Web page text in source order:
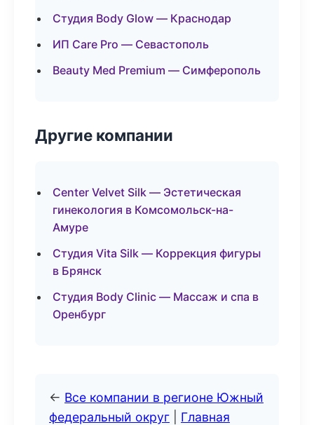
Студия Body Glow — Краснодар
ИП Care Pro — Севастополь
Beauty Med Premium — Симферополь
Другие компании
Center Velvet Silk — Эстетическая
гинекология в Комсомольск-на-
Амуре
Студия Vita Silk — Коррекция фигуры
в Брянск
Студия Body Clinic — Массаж и спа в
Оренбург
← Все компании в регионе Южный
федеральный округ
Главная